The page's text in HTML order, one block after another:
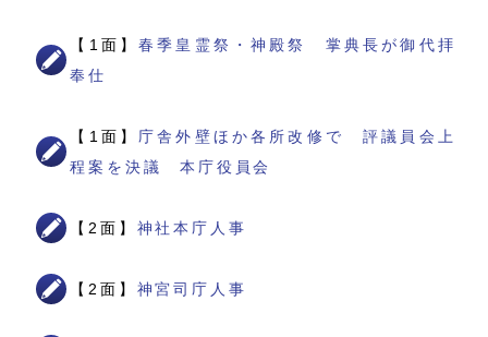
【1面】春季皇霊祭・神殿祭 掌典長が御代拝
奉仕
【1面】 庁舎外壁ほか各所改修で 評議員会上
程案を決議 本庁役員会
【2面】 神社本庁人事
【2面】 神宮司庁人事